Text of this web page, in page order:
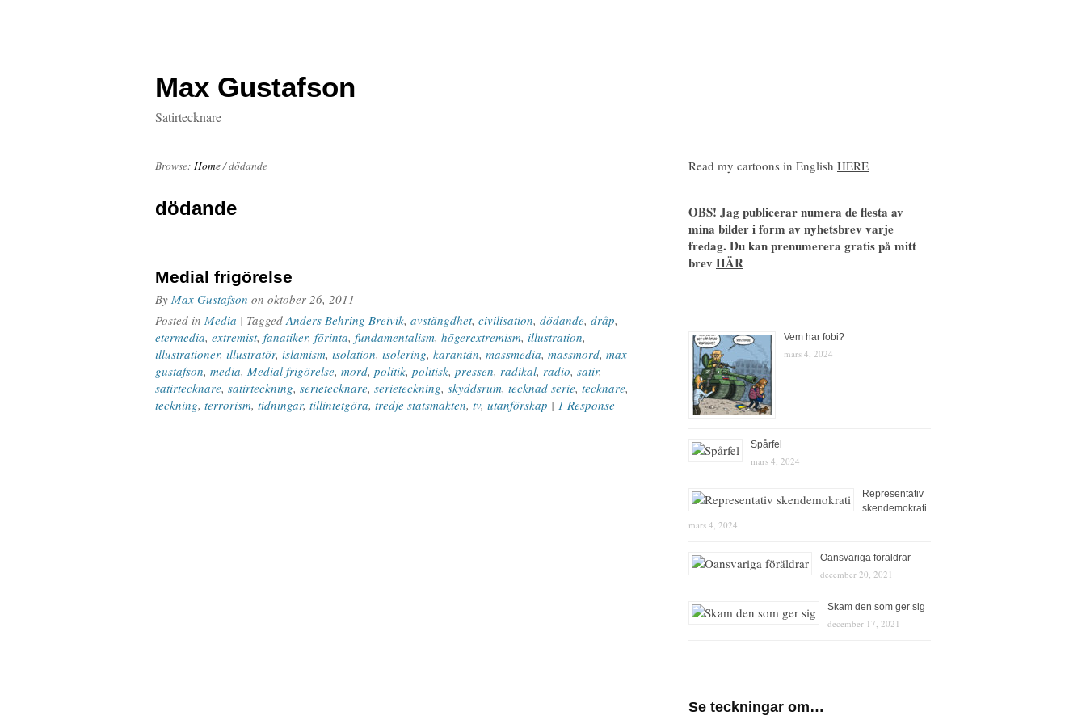
Max Gustafson
Satirtecknare
Browse: Home/dödande
dödande
Medial frigörelse
By Max Gustafson on oktober 26, 2011
Posted in Media | TaggedAnders Behring Breivik, avstängdhet, civilisation, dödande, dråp,
etermedia, extremist, fanatiker, förinta, fundamentalism, högerextremism, illustration,
illustrationer, illustratör, islamism, isolation, isolering, karantän, massmedia, massmord, max
gustafson, media, Medial frigörelse, mord, politik, politisk, pressen, radikal, radio, satir,
satirtecknare, satirteckning, serietecknare, serieteckning, skyddsrum, tecknad serie, tecknare,
teckning, terrorism, tidningar, tillintetgöra, tredje statsmakten, tv, utanförskap | 1 Response
Read my cartoons in English HERE
OBS! Jag publicerar numera de flesta av
mina bilder i form av nyhetsbrev varje
fredag. Du kan prenumerera gratis på mitt
brev HÄR
Vem har fobi?
mars 4, 2024
Spårfel
mars 4, 2024
Representativ
skendemokrati
mars 4, 2024
Oansvariga föräldrar
december 20, 2021
Skam den som ger sig
december 17, 2021
Se teckningar om…